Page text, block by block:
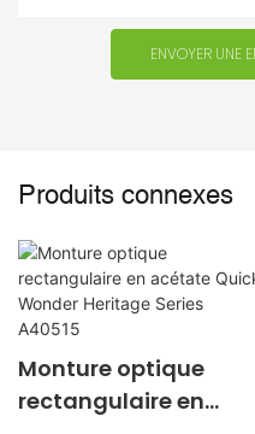
ENVOYER UNE
Produits connexes
Monture optique
rectangulaire en